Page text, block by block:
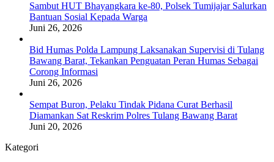
Sambut HUT Bhayangkara ke-80, Polsek Tumijajar Salurkan
Bantuan Sosial Kepada Warga
Juni 26, 2026
Bid Humas Polda Lampung Laksanakan Supervisi di Tulang
Bawang Barat, Tekankan Penguatan Peran Humas Sebagai
Corong Informasi
Juni 26, 2026
Sempat Buron, Pelaku Tindak Pidana Curat Berhasil
Diamankan Sat Reskrim Polres Tulang Bawang Barat
Juni 20, 2026
Kategori